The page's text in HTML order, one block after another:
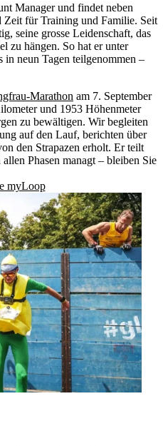
Manager und findet neben
Zeit für Training und Familie. Seit
seine grosse Leidenschaft, das
zu hängen. So hat er unter
in neun Tagen teilgenommen –
Marathon am 7. September
und 1953 Höhenmeter
zu bewältigen. Wir begleiten
auf den Lauf, berichten über
den Strapazen erholt. Er teilt
Phasen managt – bleiben Sie
myLoop